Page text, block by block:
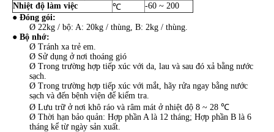
Nhiệt độ làm việc
℃
-60 ~ 200
● Đóng gói:
Ø 22kg / bộ: A: 20kg / thùng, B: 2kg / thùng.
● Bộ nhớ:
Ø Tránh xa trẻ em.
Ø Sử dụng ở nơi thoáng gió
Ø Trong trường hợp tiếp xúc với da, lau và sau đó xả bằng nước
sạch.
Ø Trong trường hợp tiếp xúc với mắt, hãy rửa ngay bằng nước
sạch và đến bệnh viện để kiểm tra.
Ø Lưu trữ ở nơi khô ráo và râm mát ở nhiệt độ 8 ~ 28 ℃
Ø Thời hạn bảo quản: Hợp phần A là 12 tháng; Hợp phần B là 6
tháng kể từ ngày sản xuất.